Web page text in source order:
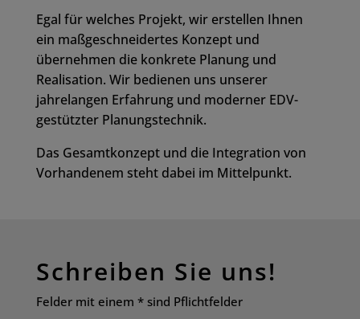
Egal für welches Projekt, wir erstellen Ihnen
ein maßgeschneidertes Konzept und
übernehmen die konkrete Planung und
Realisation. Wir bedienen uns unserer
jahrelangen Erfahrung und moderner EDV-
gestützter Planungstechnik.
Das Gesamtkonzept und die Integration von
Vorhandenem steht dabei im Mittelpunkt.
Schreiben Sie uns!
Felder mit einem * sind Pflichtfelder